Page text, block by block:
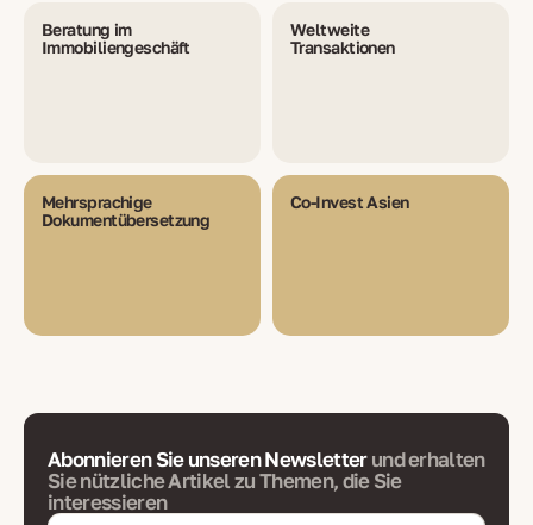
Beratung im
Immobiliengeschäft
Weltweite
Transaktionen
Mehrsprachige
Dokumentübersetzung
Co-Invest Asien
Abonnieren Sie unseren Newsletterund erhalten
Sie nützliche Artikel zu Themen, die Sie
interessieren